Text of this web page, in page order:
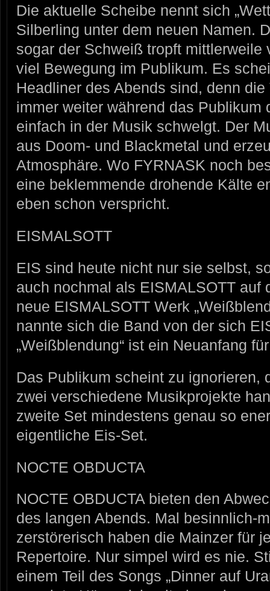
Die aktuelle Scheibe nennt sich
Silberling unter dem neuen Namen.
sogar der Schweiß tropft mittlerweile
viel Bewegung im Publikum. Es
Headliner des Abends sind, denn
immer weiter während das Publikum
einfach in der Musik schwelgt. Der
aus Doom- und Blackmetal und
Atmosphäre. Wo FYRNASK noch
eine beklemmende drohende Kälte
eben schon verspricht.
EISMALSOTT
EIS sind heute nicht nur sie selbst,
auch nochmal als EISMALSOTT auf
neue EISMALSOTT Werk
nannte sich die Band von der sich
„Weißblendung“ ist ein Neuanfang
Das Publikum scheint zu ignorieren,
zwei verschiedene Musikprojekte
zweite Set mindestens genau so
eigentliche Eis-Set.
NOCTE OBDUCTA
NOCTE OBDUCTA bieten den
des langen Abends. Mal besinnlich-
zerstörerisch haben die Mainzer für
Repertoire. Nur simpel wird es nie.
einem Teil des Songs „Dinner auf